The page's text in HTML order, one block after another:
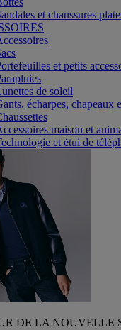
et chaussures
et petits
de soleil
écharpes, chapeaux
maison et
et étui de
DE LA NOUVELLE